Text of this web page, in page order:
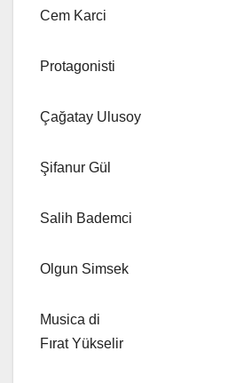
Cem Karci
Protagonisti
Çağatay Ulusoy
Şifanur Gül
Salih Bademci
Olgun Simsek
Musica di
Fırat Yükselir